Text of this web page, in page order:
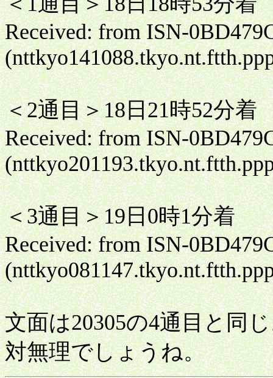
Received: from ISN-
＜2通目＞18日21時52分着
Received: from ISN-
＜3通目＞19日0時1分着
Received: from ISN-
文面は20305の4通目と同
対無理でしょうね。